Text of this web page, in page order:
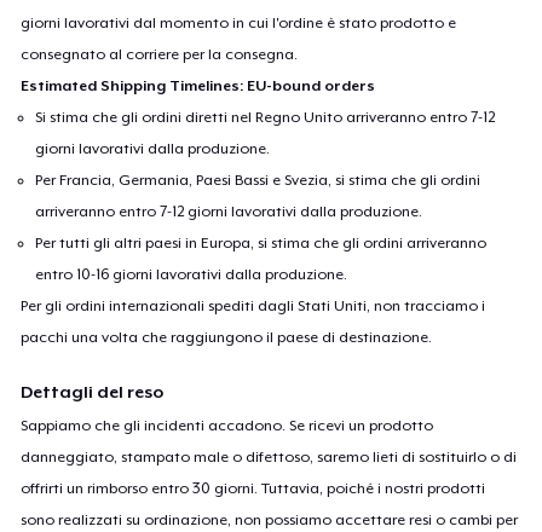
giorni lavorativi dal momento in cui l'ordine è stato prodotto e
consegnato al corriere per la consegna.
Estimated Shipping Timelines: EU-bound orders
Si stima che gli ordini diretti nel Regno Unito arriveranno entro 7-12
giorni lavorativi dalla produzione.
Per Francia, Germania, Paesi Bassi e Svezia, si stima che gli ordini
arriveranno entro 7-12 giorni lavorativi dalla produzione.
Per tutti gli altri paesi in Europa, si stima che gli ordini arriveranno
entro 10-16 giorni lavorativi dalla produzione.
Per gli ordini internazionali spediti dagli Stati Uniti, non tracciamo i
pacchi una volta che raggiungono il paese di destinazione.
Dettagli del reso
Sappiamo che gli incidenti accadono. Se ricevi un prodotto
danneggiato, stampato male o difettoso, saremo lieti di sostituirlo o di
offrirti un rimborso entro 30 giorni. Tuttavia, poiché i nostri prodotti
sono realizzati su ordinazione, non possiamo accettare resi o cambi per